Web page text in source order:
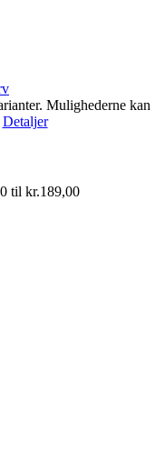
Mulighederne kan
Detaljer
til kr.189,00